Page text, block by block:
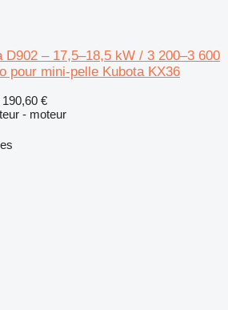
D902 – 17,5–18,5 kW / 3 200–3 600
pour mini-pelle Kubota KX36
190,60 €
- moteur